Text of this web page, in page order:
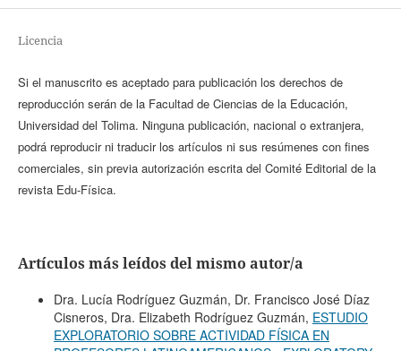
Licencia
Si el manuscrito es aceptado para publicación los derechos de
reproducción serán de la Facultad de Ciencias de la Educación,
Universidad del Tolima. Ninguna publicación, nacional o extranjera,
podrá reproducir ni traducir los artículos ni sus resúmenes con fines
comerciales, sin previa autorización escrita del Comité Editorial de la
revista Edu-Física.
Artículos más leídos del mismo autor/a
Dra. Lucía Rodríguez Guzmán, Dr. Francisco José Díaz
Cisneros, Dra. Elizabeth Rodríguez Guzmán, ESTUDIO
EXPLORATORIO SOBRE ACTIVIDAD FÍSICA EN